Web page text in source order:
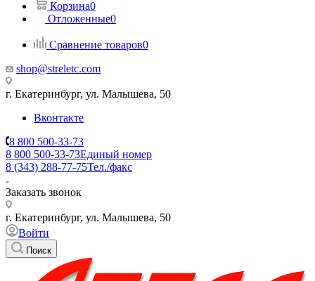
Корзина0
Отложенные0
Сравнение товаров0
shop@streletc.com
г. Екатеринбург, ул. Малышева, 50
Вконтакте
8 800 500-33-73
8 800 500-33-73Единый номер
8 (343) 288-77-75Тел./факс
Заказать звонок
г. Екатеринбург, ул. Малышева, 50
Войти
Поиск